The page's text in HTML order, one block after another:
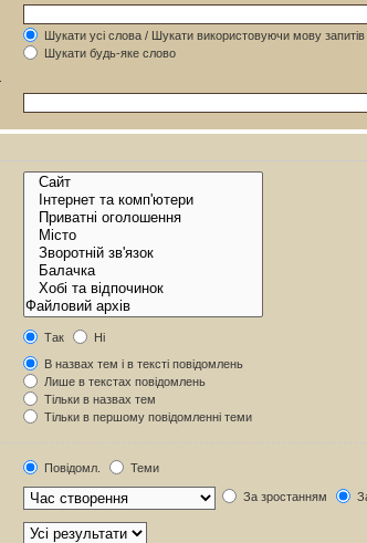
Шукати усі слова / Шукати використовуючи мову запитів
Шукати будь-яке слово
Так
Ні
В назвах тем і в тексті повідомлень
Лише в текстах повідомлень
Тільки в назвах тем
Тільки в першому повідомленні теми
Повідомл.
Теми
За зростанням